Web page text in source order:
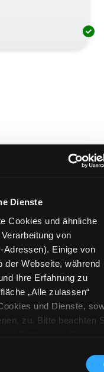
Dienste
Cookies und ähnliche
von
Adressen). Einige von
der Webseite, während
Ihre Erfahrung zu
„Alle zulassen“
und Dienste,
zu. Bitte beachten